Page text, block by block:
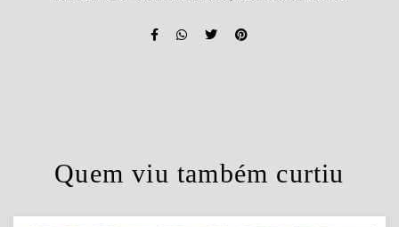
Quem viu também curtiu